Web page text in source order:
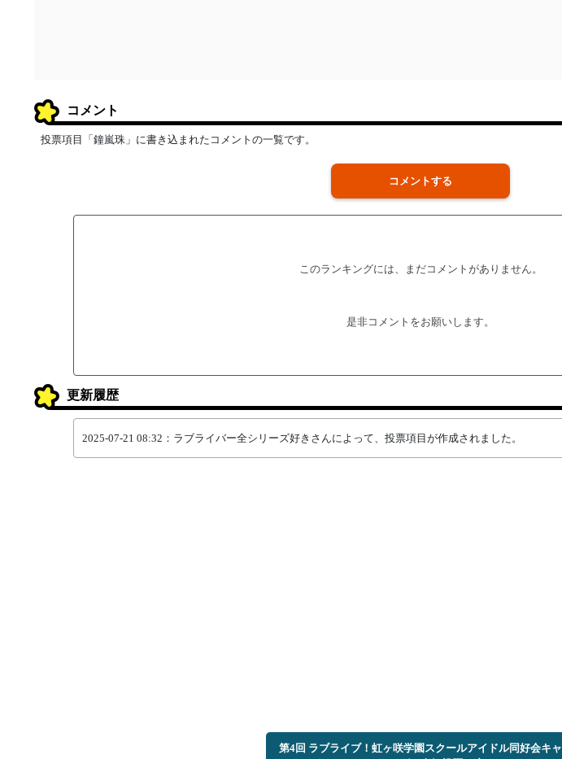
コメント
投票項目「鐘嵐珠」に書き込まれたコメントの一覧です。
コメントする
このランキングには、まだコメントがありません。
是非コメントをお願いします。
更新履歴
2025-07-21 08:32：ラブライバー全シリーズ好きさんによって、投票項目が作成されました。
第4回 ラブライブ！虹ヶ咲学園スクールアイドル同好会キャ